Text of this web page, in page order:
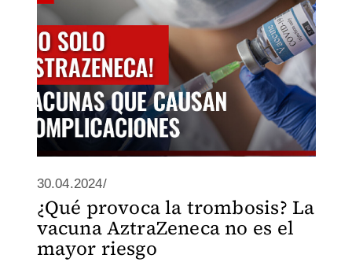
30.04.2024/
¿Qué provoca la trombosis? La
vacuna AztraZeneca no es el
mayor riesgo